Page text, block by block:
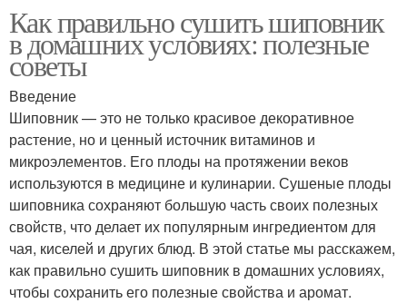
Как правильно сушить шиповник
в домашних условиях: полезные
советы
Введение
Шиповник — это не только красивое декоративное
растение, но и ценный источник витаминов и
микроэлементов. Его плоды на протяжении веков
используются в медицине и кулинарии. Сушеные плоды
шиповника сохраняют большую часть своих полезных
свойств, что делает их популярным ингредиентом для
чая, киселей и других блюд. В этой статье мы расскажем,
как правильно сушить шиповник в домашних условиях,
чтобы сохранить его полезные свойства и аромат.